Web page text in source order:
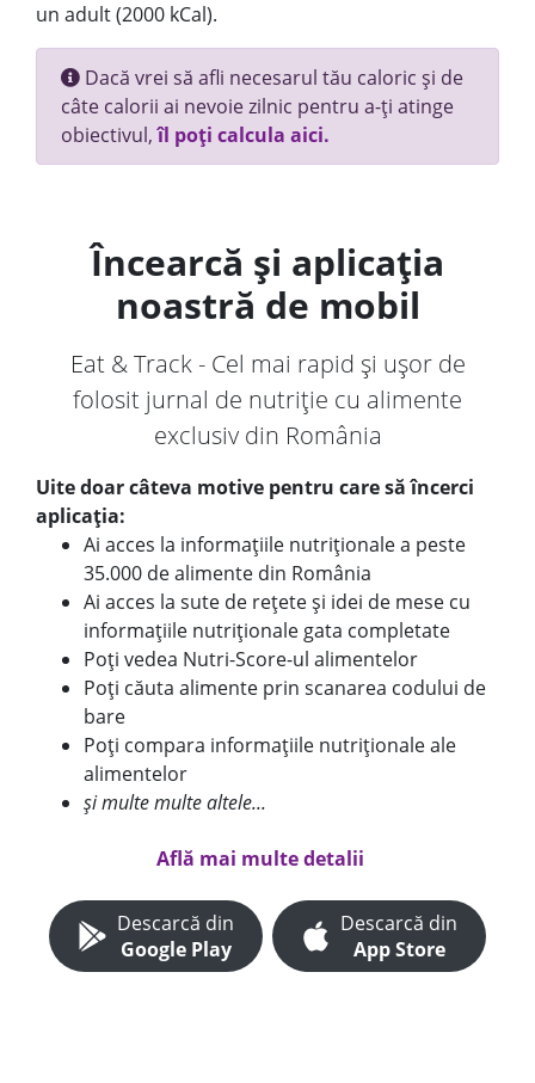
un adult (2000 kCal).
Dacă vrei să afli necesarul tău caloric și de
câte calorii ai nevoie zilnic pentru a-ți atinge
obiectivul,îl poți calcula aici.
Încearcă și aplicația
noastră de mobil
Eat & Track - Cel mai rapid și ușor de
folosit jurnal de nutriție cu alimente
exclusiv din România
Uite doar câteva motive pentru care să încerci
aplicația:
Ai acces la informațiile nutriționale a peste
35.000 de alimente din România
Ai acces la sute de rețete și idei de mese cu
informațiile nutriționale gata completate
Poți vedea Nutri-Score-ul alimentelor
Poți căuta alimente prin scanarea codului de
bare
Poți compara informațiile nutriționale ale
alimentelor
și multe multe altele...
Află mai multe detalii
Descarcă din
Google Play
Descarcă din
App Store